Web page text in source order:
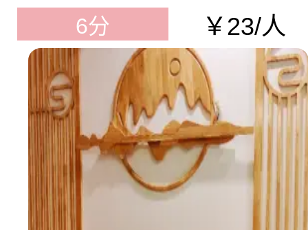
6分 ￥23/人